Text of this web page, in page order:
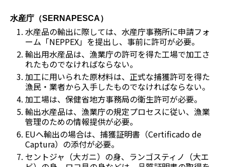
水産庁（SERNAPESCA）
水産品の輸出に際しては、水産庁事務所に申請フォ
ーム「NEPPEX」を提出し、事前に許可が必要。
輸出用水産品は、漁業庁の許可を得た工場で加工さ
れたものでなければならない。
加工に用いられた原材料は、正式な捕獲許可を得た
漁民・業者から入手したものでなければならない。
加工場は、保健省地方事務局の衛生許可が必要。
輸出水産品は、漁業庁の規定プロセスに従い、漁業
管理のための情報提供が必要。
EUへ輸出の場合は、捕獲証明書（Certificado de
Captura）の添付が必要。
セントジャ（大ガニ）の身、ランゴスティノ（大エ